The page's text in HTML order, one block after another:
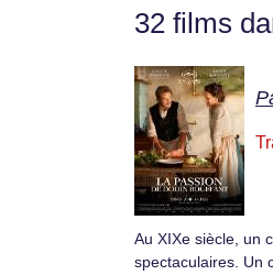
32 films
Au XIXe siècle, un
spectaculaires. Un